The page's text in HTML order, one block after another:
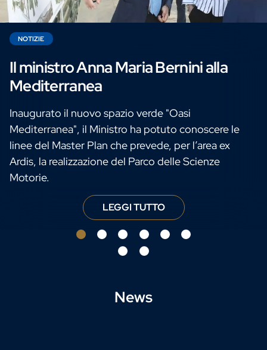
tra gli Atenei del Sud Italia
NOTIZIE
Il ministro Anna Maria Bernini alla
Mediterranea
Inaugurato il nuovo spazio verde "Oasi
Mediterranea", il Ministro ha potuto conoscere le
linee del Master Plan che prevede, per l’area ex
Ardis, la realizzazione del Parco delle Scienze
Motorie.
LEGGI TUTTO
Il ministro
News